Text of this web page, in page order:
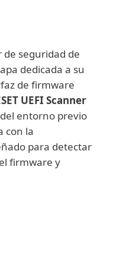
de seguridad de
dedicada a su
de firmware
UEFI Scanner
entorno previo
con la
para detectar
firmware y